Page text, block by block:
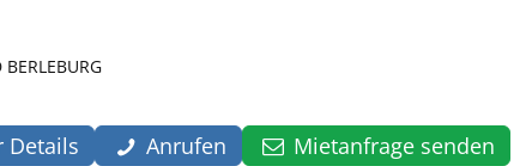
BERLEBURG
Details Anrufen Mietanfrage senden